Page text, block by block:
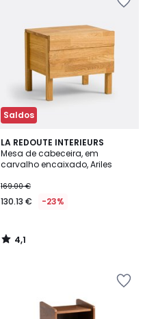
Saldos
LA REDOUTE INTERIEURS
Mesa de cabeceira, em
carvalho encaixado, Ariles
169.00 €
130.13 € -23%
4,1
/ 5
4,1
/